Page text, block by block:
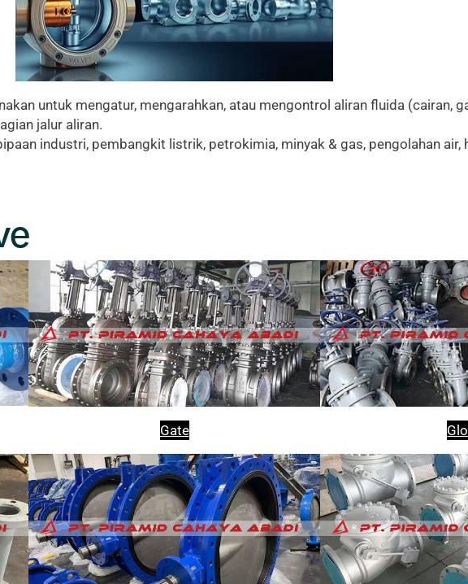
untuk mengatur, mengarahkan, atau mengontrol aliran fluida (cairan,
jalur aliran.
industri, pembangkit listrik, petrokimia, minyak & gas, pengolahan air,
Gate